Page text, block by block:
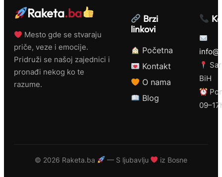
Raketa.ba
Mesto gde se stvaraju
priče, veze i emocije.
Pridruži se našoj zajednici i
pronađi nekog ko te
razume.
Brzi
linkovi
Početna
Kontakt
O nama
Blog
BiH
© 2026 Raketa.ba — S ljubavlju iz Bosne